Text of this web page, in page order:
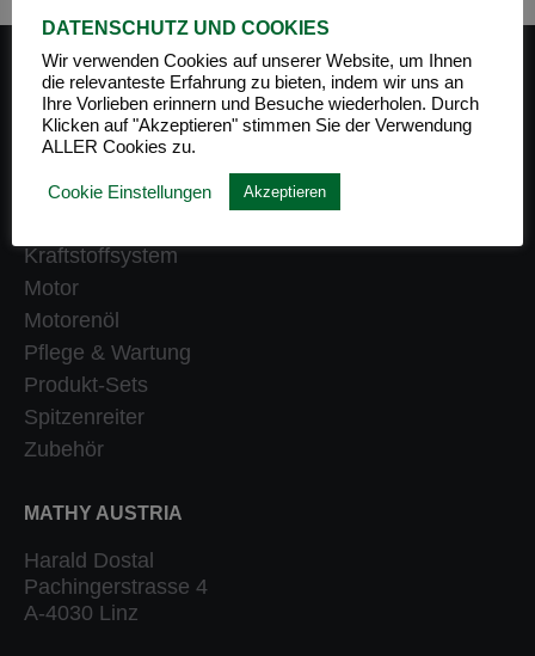
PRODUKT-KATEGORIEN
Getriebe
Heizung
Kraftstoffsystem
Motor
Motorenöl
Pflege & Wartung
Produkt-Sets
Spitzenreiter
Zubehör
MATHY AUSTRIA
Harald Dostal
Pachingerstrasse 4
A-4030 Linz
DATENSCHUTZ UND COOKIES
Wir verwenden Cookies auf unserer Website, um Ihnen
die relevanteste Erfahrung zu bieten, indem wir uns an
Ihre Vorlieben erinnern und Besuche wiederholen. Durch
Klicken auf "Akzeptieren" stimmen Sie der Verwendung
ALLER Cookies zu.
Cookie Einstellungen Akzeptieren